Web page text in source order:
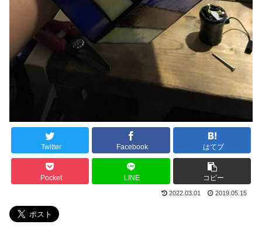
Twitter Facebook はてブ
Pocket LINE コピー
2022.03.01 2019.05.15